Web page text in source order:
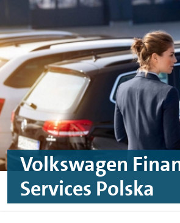
Przejdź do treści
Przejdź do stopki
Volkswagen
Services Polska